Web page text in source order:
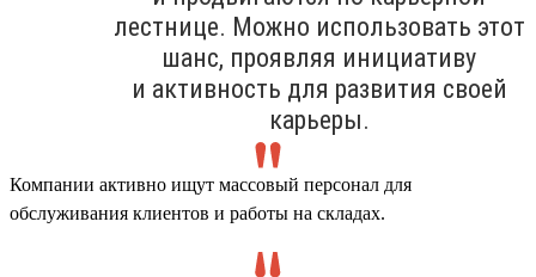
лестнице. Можно использовать этот
шанс, проявляя инициативу
и активность для развития своей
карьеры.
Компании активно ищут массовый персонал для
обслуживания клиентов и работы на складах.